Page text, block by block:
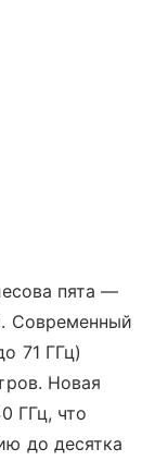
пята —
Современный
71 ГГц)
Новая
ГГц, что
до десятка